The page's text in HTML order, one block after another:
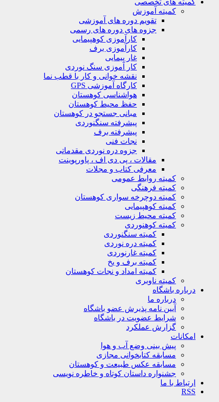
های تخصصی
کمیته آموزش
تقویم دوره های آموزشی
جزوه های دوره های رسمی
کارآموزی کوهپیمایی
کارآموزی برف
غار پیمایی
کار آموزی سنگ نوردی
نقشه خوانی و کار با قطب نما
کارگاه آموزشی GPS
هواشناسی کوهستان
حفظ محیط کوهستان
مبانی جستجو در کوهستان
پیشرفته سنگنوردی
پیشرفته برف
نجات فنی
جزوه دره نوردی مقدماتی
مقالات ، پی دی اف ، پاورپوینت
معرفی کتاب و مجلات
کمیته روابط عمومی
کمیته فرهنگی
کمیته دوچرخه سواری کوهستان
کمیته کوهپیمایی
کمیته محیط زیست
کمیته کوهنوردی
کمیته سنگنوردی
کمیته دره نوردی
کمیته غارنوردی
کمیته برف و یخ
کمیته امداد و نجات کوهستان
کمیته ناوبری
باشگاه
درباره ما
آیین نامه پذیرش عضو باشگاه
شرایط عضویت در باشگاه
گزارش عملکرد
پیش بینی وضع آب و هوا
مسابقه کتابخوانی مجازی
مسابقه عکس طبیعت و کوهستان
جشنواره داستان کوتاه و خاطره نویسی
با ما